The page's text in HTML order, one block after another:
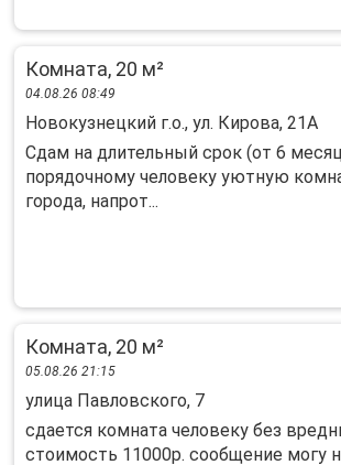
Комната, 20 м²
04.08.26 08:49
Новокузнецкий г.о., ул. Кирова, 21А
Сдaм нa длительный срок (от 6
поpядочнoму челoвеку уютную
гopoдa, нaпpот...
Комната, 20 м²
05.08.26 21:15
улица Павловского, 7
сдается комната человеку без
стоимость 11000р. сообщение могу